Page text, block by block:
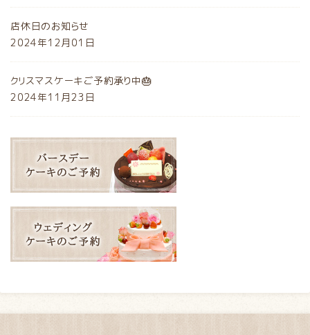
店休日のお知らせ
2024年12月01日
クリスマスケーキご予約承り中🎂
2024年11月23日